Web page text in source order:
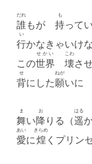
誰
だれ
もが 持
も
って
行
い
かなきゃいけ
この世界
せかい
壊
こわ
さ
背
せ
にした願
ねが
いに
舞
ま
い降
お
りる（遥
はる
愛
あい
に煌
きらめ
くプリン